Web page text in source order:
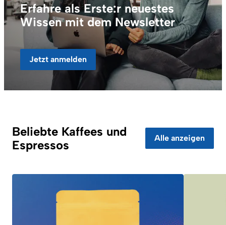
Erfahre als Erste:r neuestes
Wissen mit dem Newsletter
Jetzt anmelden
Beliebte Kaffees und
Espressos
Alle anzeigen